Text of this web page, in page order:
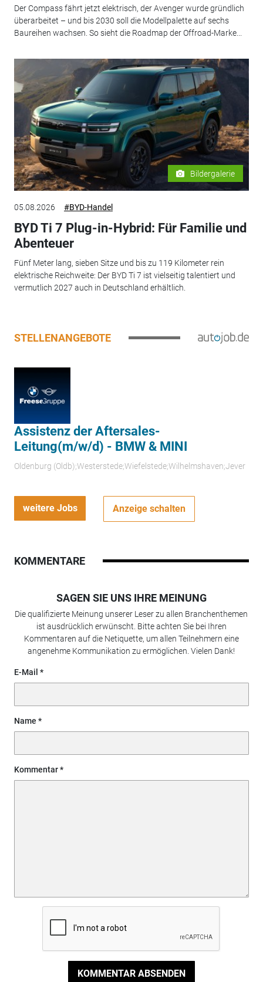
Der Compass fährt jetzt elektrisch, der Avenger wurde gründlich
überarbeitet – und bis 2030 soll die Modellpalette auf sechs
Baureihen wachsen. So sieht die Roadmap der Offroad-Marke...
Bildergalerie
05.08.2026 #BYD-Handel
BYD Ti 7 Plug-in-Hybrid: Für Familie und
Abenteuer
Fünf Meter lang, sieben Sitze und bis zu 119 Kilometer rein
elektrische Reichweite: Der BYD Ti 7 ist vielseitig talentiert und
vermutlich 2027 auch in Deutschland erhältlich.
STELLENANGEBOTE
Assistenz der Aftersales-
Leitung(m/w/d) - BMW & MINI
Oldenburg (Oldb);Westerstede;Wiefelstede;Wilhelmshaven;Jever
weitere Jobs Anzeige schalten
KOMMENTARE
SAGEN SIE UNS IHRE MEINUNG
Die qualifizierte Meinung unserer Leser zu allen Branchenthemen
ist ausdrücklich erwünscht. Bitte achten Sie bei Ihren
Kommentaren auf die Netiquette, um allen Teilnehmern eine
angenehme Kommunikation zu ermöglichen. Vielen Dank!
E-Mail
Name
Kommentar
KOMMENTAR ABSENDEN